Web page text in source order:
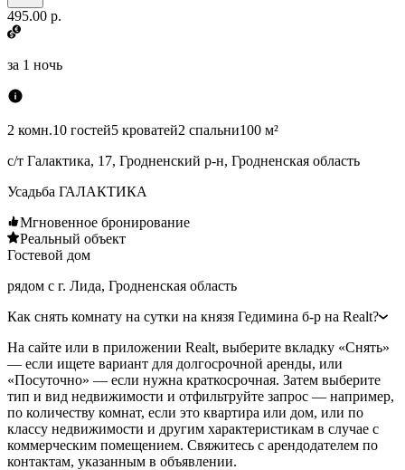
495.00 р.
за 1 ночь
2 комн.10 гостей5 кроватей2 спальни100 м²
с/т Галактика, 17, Гродненский р-н, Гродненская область
Усадьба ГАЛАКТИКА
Мгновенное бронирование
Реальный объект
Гостевой дом
рядом с г. Лида, Гродненская область
Как снять комнату на сутки на князя Гедимина б-р на Realt?
На сайте или в приложении Realt, выберите вкладку «Снять»
— если ищете вариант для долгосрочной аренды, или
«Посуточно» — если нужна краткосрочная. Затем выберите
тип и вид недвижимости и отфильтруйте запрос — например,
по количеству комнат, если это квартира или дом, или по
классу недвижимости и другим характеристикам в случае с
коммерческим помещением. Свяжитесь с арендодателем по
контактам, указанным в объявлении.